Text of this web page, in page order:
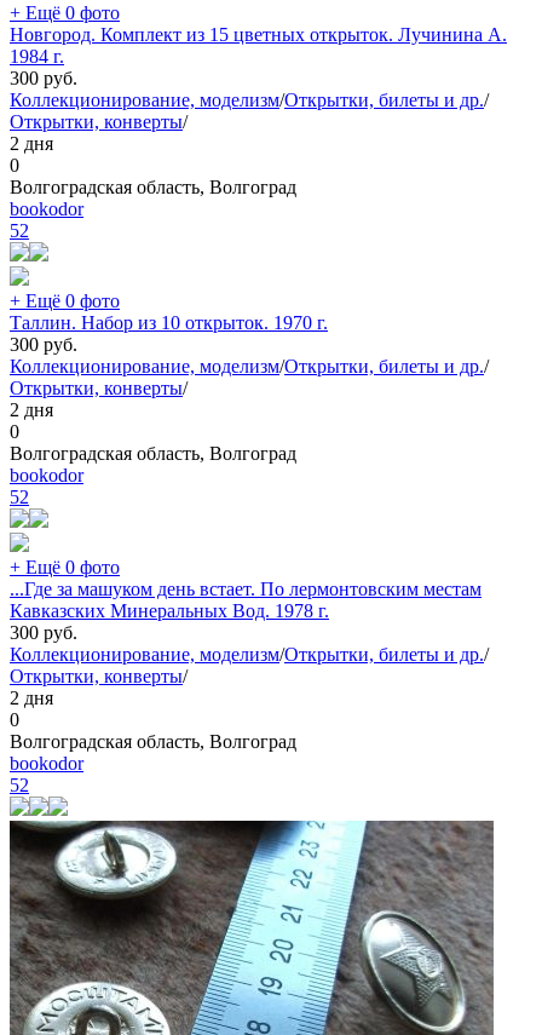
+ Ещё 0 фото
Новгород. Комплект из 15 цветных открыток. Лучинина А.
1984 г.
300 руб.
Коллекционирование, моделизм/Открытки, билеты и др./
Открытки, конверты/
2 дня
0
Волгоградская область, Волгоград
bookodor
52
+ Ещё 0 фото
Таллин. Набор из 10 открыток. 1970 г.
300 руб.
Коллекционирование, моделизм/Открытки, билеты и др./
Открытки, конверты/
2 дня
0
Волгоградская область, Волгоград
bookodor
52
+ Ещё 0 фото
...Где за машуком день встает. По лермонтовским местам
Кавказских Минеральных Вод. 1978 г.
300 руб.
Коллекционирование, моделизм/Открытки, билеты и др./
Открытки, конверты/
2 дня
0
Волгоградская область, Волгоград
bookodor
52